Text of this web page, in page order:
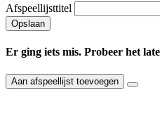
Afspeellijsttitel
Opslaan
Er ging iets mis. Probeer het
Aan afspeellijst toevoegen